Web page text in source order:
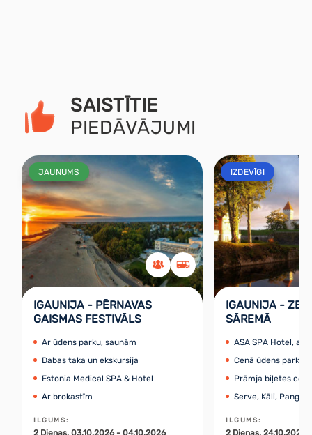
SAISTĪTIE
PIEDĀVĀJUMI
JAUNUMS
IGAUNIJA - PĒRNAVAS
GAISMAS FESTIVĀLS
Ar ūdens parku, saunām
Dabas taka un ekskursija
Estonia Medical SPA & Hotel
Ar brokastīm
ILGUMS:
2 Dienas, 03.10.2026 - 04.10.2026
IZDEVĪGI
IGAUNIJA -
SĀREMĀ
ASA SPA Hotel, ar
Cenā ūdens parks,
Prāmja biļetes cenā
Serve, Kāli, Panga,
ILGUMS:
2 Dienas, 24.10.2026